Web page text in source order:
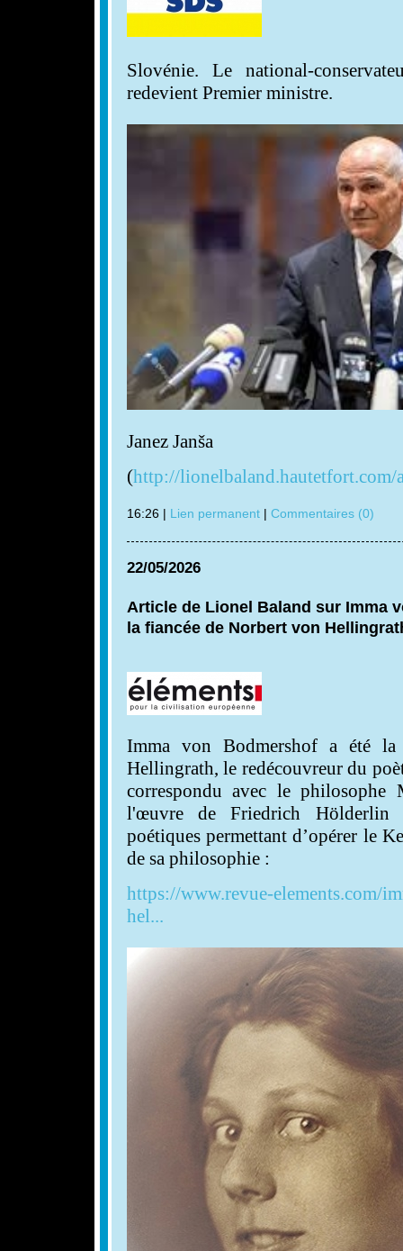
Slovénie. Le national-
redevient Premier ministre.
Janez Janša
(http://
16:26 | Lien permanent| Commentaires (0)
22/05/2026
Article de Lionel Baland sur Imma
la fiancée de Norbert von
Imma von Bodmershof a été
Hellingrath, le redécouvreur du
correspondu avec le philosophe
l'œuvre de Friedrich Hölderlin
poétiques permettant d’opérer le
de sa philosophie :
https://www.revue-elements.com/
hel...